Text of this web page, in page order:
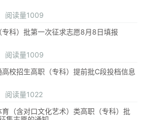
阅读量1009
科）批第一次征求志愿8月8日填报
阅读量1009
校招生高职（专科）提前批C段投档信息
阅读量1022
（含对口文化艺术）类高职（专科）批